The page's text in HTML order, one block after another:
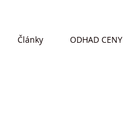
Články ODHAD CENY